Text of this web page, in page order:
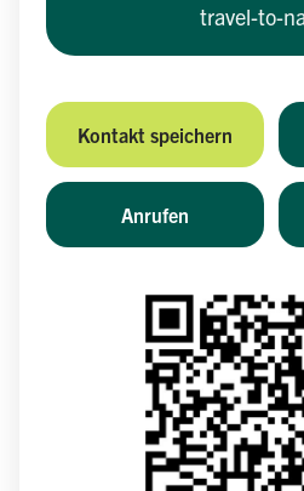
travel-to-
Kontakt speichern
Anrufen